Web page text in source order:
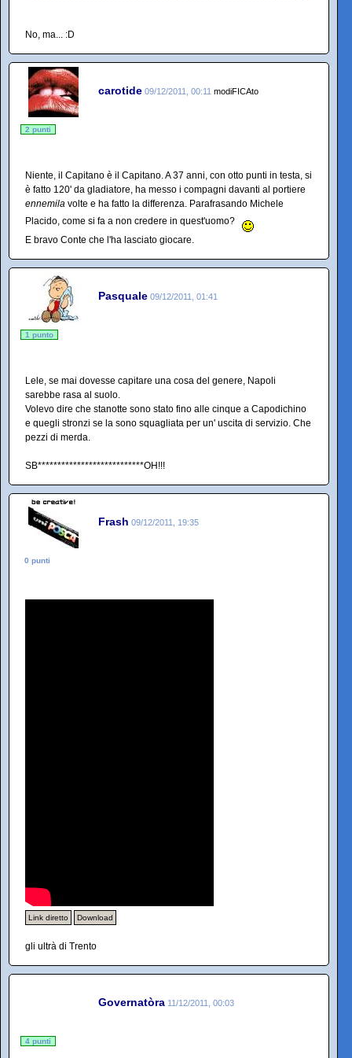
No, ma... :D
carotide 09/12/2011, 00:11 modiFICAto
2 punti
Niente, il Capitano è il Capitano. A 37 anni, con otto punti in testa, si
è fatto 120' da gladiatore, ha messo i compagni davanti al portiere
ennemila volte e ha fatto la differenza. Parafrasando Michele
Placido, come si fa a non credere in quest'uomo?
E bravo Conte che l'ha lasciato giocare.
Pasquale 09/12/2011, 01:41
1 punto
Lele, se mai dovesse capitare una cosa del genere, Napoli
sarebbe rasa al suolo.
Volevo dire che stanotte sono stato fino alle cinque a Capodichino
e quegli stronzi se la sono squagliata per un' uscita di servizio. Che
pezzi di merda.
SB***************************OH!!!
Frash 09/12/2011, 19:35
0 punti
Link diretto Download
gli ultrà di Trento
Governatòra 11/12/2011, 00:03
4 punti